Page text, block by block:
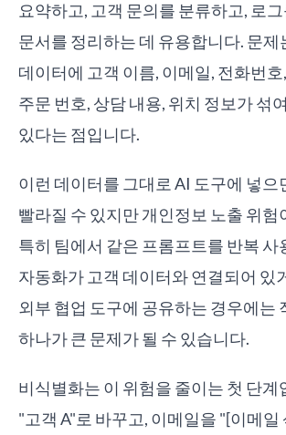
요약하고, 고객 문의를 분류하고, 로
문서를 정리하는 데 유용합니다. 문제
데이터에 고객 이름, 이메일, 전화번호
주문 번호, 상담 내용, 위치 정보가 섞
있다는 점입니다.
이런 데이터를 그대로 AI 도구에 넣으
빨라질 수 있지만 개인정보 노출 위험
특히 팀에서 같은 프롬프트를 반복 사
자동화가 고객 데이터와 연결되어 있
외부 협업 도구에 공유하는 경우에는
하나가 큰 문제가 될 수 있습니다.
비식별화는 이 위험을 줄이는 첫 단계
"고객 A"로 바꾸고, 이메일을 "[이메일